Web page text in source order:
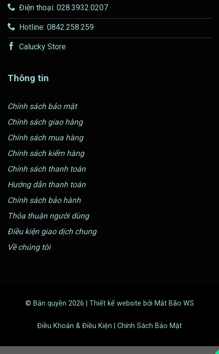
Điện thoại: 028.3932.0207
Hotline: 0842.258.259
Calucky Store
Thông tin
Chính sách bảo mật
Chính sách giao hàng
Chính sách mua hàng
Chính sách kiểm hàng
Chính sách thanh toán
Hướng dẫn thanh toán
Chính sách bảo hành
Thỏa thuận người dùng
Điều kiện giao dịch chung
Về chúng tôi
© Bản quyền 2026 | Thiết kế website bởi Mắt Bão WS
Điều Khoản & Điều Kiện | Chính Sách Bảo Mật